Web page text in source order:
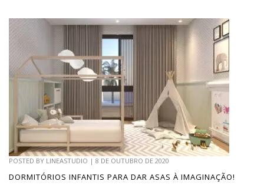
POSTED BY LINEASTUDIO | 8 DE OUTUBRO DE 2020
DORMITÓRIOS INFANTIS PARA DAR ASAS À IMAGINAÇÃO!